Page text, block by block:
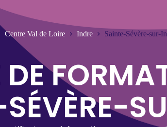
Centre Val de Loire Indre Sainte-Sévère-sur-
DE